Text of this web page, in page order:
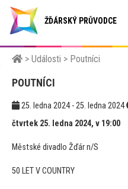
ŽĎÁRSKÝ PRŮVODCE
> Události > Poutníci
POUTNÍCI
25. ledna 2024 - 25. ledna 2024
čtvrtek 25. ledna 2024, v 19:00
Městské divadlo Žďár n/S
50 LET V COUNTRY